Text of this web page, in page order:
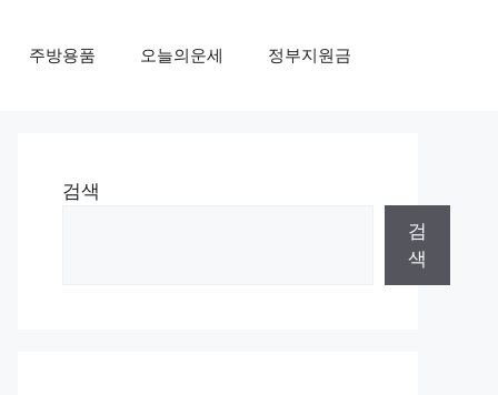
주방용품 오늘의운세 정부지원금
검색
검
색